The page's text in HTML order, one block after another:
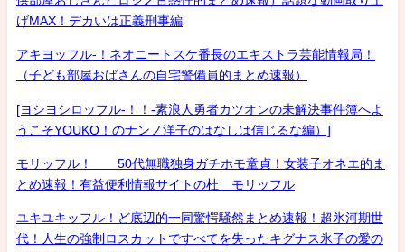
げMAX！デカいは正義刑事編
アキヨッフル-！ネオニートスケ番長のエキストラ芸能情報局！
（子ども部屋おばさんの自宅警備員的まとめ速報）
[ヨシヨシロッフル-！！-素浪人勇者カツオンの未解決事件簿へよ
うこそYOUKO！のナンノ洋子のはなしは信じるな編）]
モリッフル！ 50代無職独身ガチホモ童貞！女装子オネエ的ま
とめ速報！有益便利情報サイトの杜 モリッフル
ユキユキッフル！ど底辺的一同驚愕騒然まとめ速報！超氷河期世
代！人生の強制ロスカットですべてを失ったキグナス氷子の愛の